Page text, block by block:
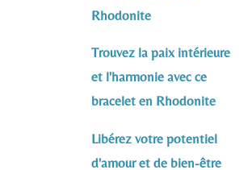
Rhodonite
Trouvez la paix intérieure
et l'harmonie avec ce
bracelet en Rhodonite
Libérez votre potentiel
d'amour et de bien-être